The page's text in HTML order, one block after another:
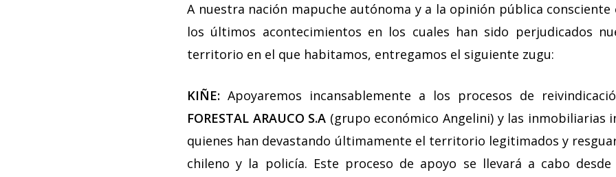
A nuestra nación mapuche autónoma y a la opinión pública
los últimos acontecimientos en los cuales han sido perjudicados
territorio en el que habitamos, entregamos el siguiente zugu:
KIÑE: Apoyaremos incansablemente a los procesos de
FORESTAL ARAUCO S.A (grupo económico Angelini) y las inmobiliarias
quienes han devastando últimamente el territorio legitimados y
chileno y la policía. Este proceso de apoyo se llevará a cabo